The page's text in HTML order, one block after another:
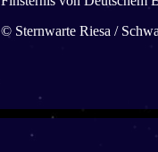
© Sternwarte Riesa /